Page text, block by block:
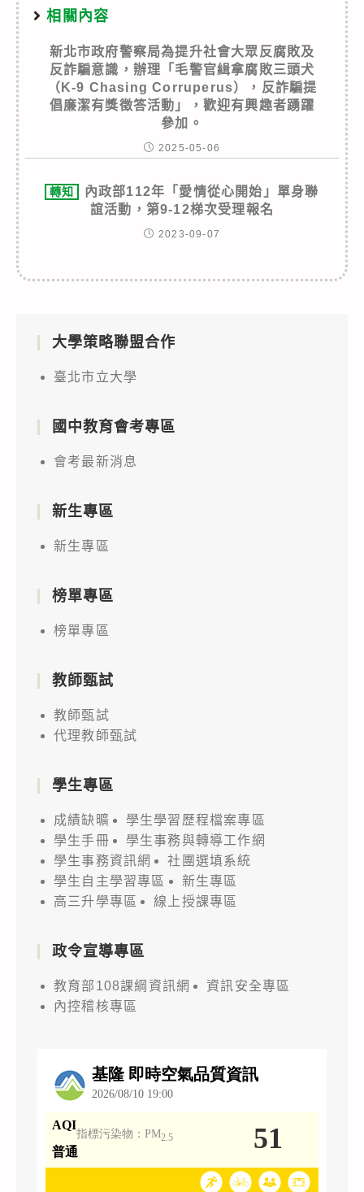
相關內容
新北市政府警察局為提升社會大眾反腐敗及
反詐騙意識，辦理「毛警官緝拿腐敗三頭犬
（K-9 Chasing Corruperus），反詐騙提
倡廉潔有獎徵答活動」，歡迎有興趣者踴躍
參加。
2025-05-06
轉知
內政部112年「愛情從心開始」單身聯
誼活動，第9-12梯次受理報名
2023-09-07
大學策略聯盟合作
臺北市立大學
國中教育會考專區
會考最新消息
新生專區
新生專區
榜單專區
榜單專區
教師甄試
教師甄試
代理教師甄試
學生專區
成績缺曠
學生學習歷程檔案專區
學生手冊
學生事務與轉導工作網
學生事務資訊網
社團選填系統
學生自主學習專區
新生專區
高三升學專區
線上授課專區
政令宣導專區
教育部108課綱資訊網
資訊安全專區
內控稽核專區